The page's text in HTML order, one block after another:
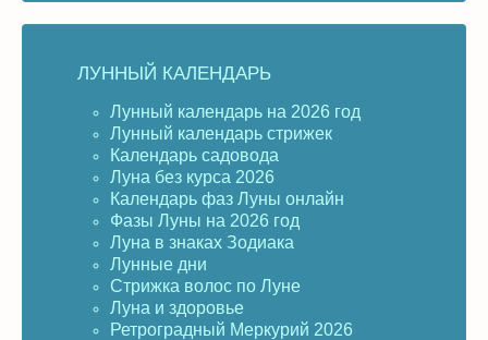
ЛУННЫЙ КАЛЕНДАРЬ
Лунный календарь на 2026 год
Лунный календарь стрижек
Календарь садовода
Луна без курса 2026
Календарь фаз Луны онлайн
Фазы Луны на 2026 год
Луна в знаках Зодиака
Лунные дни
Стрижка волос по Луне
Луна и здоровье
Ретроградный Меркурий 2026